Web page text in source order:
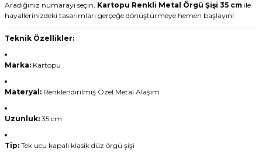
Aradığınız numarayı seçin, Kartopu Renkli Metal Örgü Şişi 35 cmile
hayallerinizdeki tasarımları gerçeğe dönüştürmeye hemen başlayın!
Teknik Özellikler:
Marka:Kartopu
Materyal:Renklendirilmiş Özel Metal Alaşım
Uzunluk:35 cm
Tip:Tek ucu kapalı klasik düz örgü şişi